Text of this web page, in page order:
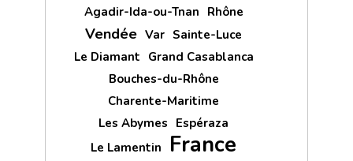
Agadir-Ida-ou-Tnan Rhône
Vendée Var Sainte-Luce
Le Diamant Grand Casablanca
Bouches-du-Rhône
Charente-Maritime
Les Abymes Espéraza
Le Lamentin
France